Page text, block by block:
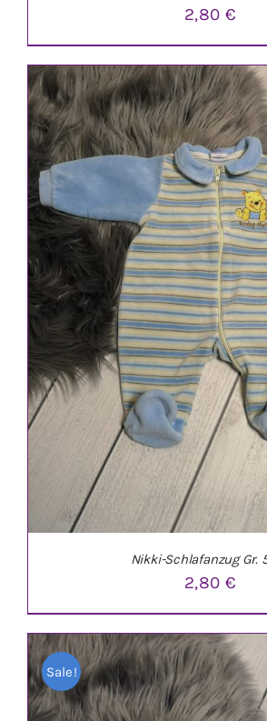
IN DEN WARENKORB /
2,80 €
Nikki-Schlafanzug Gr.
2,80 €
Sale!